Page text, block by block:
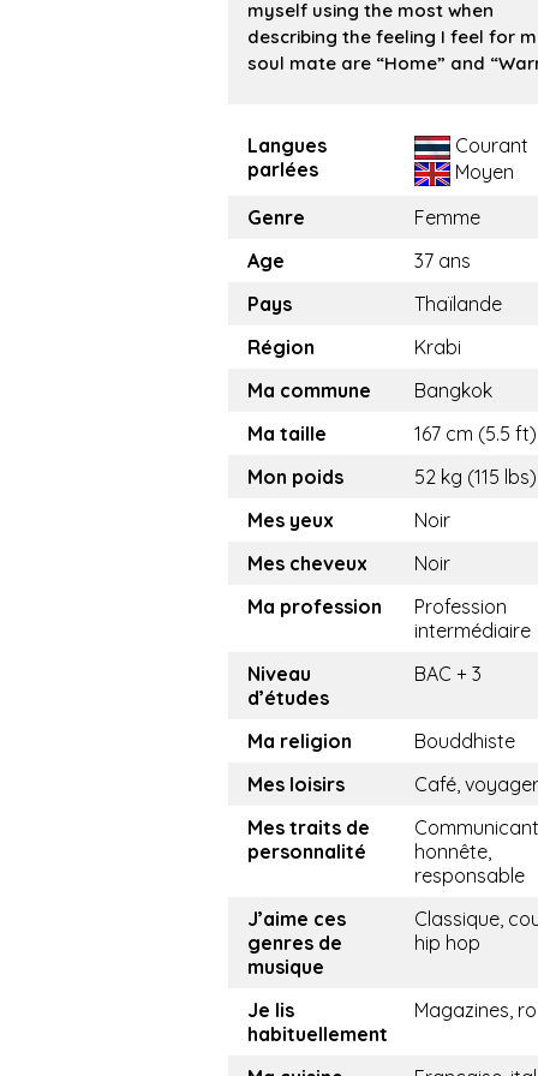
myself using the most when
describing the feeling I feel for
soul mate are “Home” and
Langues
parlées
Courant
Moyen
Genre
Femme
Age
37 ans
Pays
Thaïlande
Région
Krabi
Ma commune
Bangkok
Ma taille
167 cm (5.5 ft)
Mon poids
52 kg (115 lbs)
Mes yeux
Noir
Mes cheveux
Noir
Ma profession
Profession
intermédiaire
Niveau
d’études
BAC + 3
Ma religion
Bouddhiste
Mes loisirs
Café, voyager
Mes traits de
personnalité
Communicant,
honnête,
responsable
J’aime ces
genres de
musique
Classique,
hip hop
Je lis
habituellement
Magazines,